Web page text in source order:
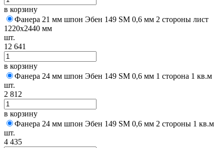
в корзину
Фанера 21 мм шпон Эбен 149 SM 0,6 мм 2 стороны лист
1220х2440 мм
шт.
12 641
в корзину
Фанера 24 мм шпон Эбен 149 SM 0,6 мм 1 сторона 1 кв.м
шт.
2 812
в корзину
Фанера 24 мм шпон Эбен 149 SM 0,6 мм 2 стороны 1 кв.м
шт.
4 435